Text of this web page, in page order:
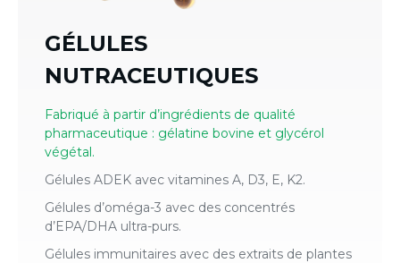
GÉLULES
NUTRACEUTIQUES
Fabriqué à partir d’ingrédients de qualité
pharmaceutique : gélatine bovine et glycérol
végétal.
Gélules ADEK avec vitamines A, D3, E, K2.
Gélules d’oméga-3 avec des concentrés
d’EPA/DHA ultra-purs.
Gélules immunitaires avec des extraits de plantes